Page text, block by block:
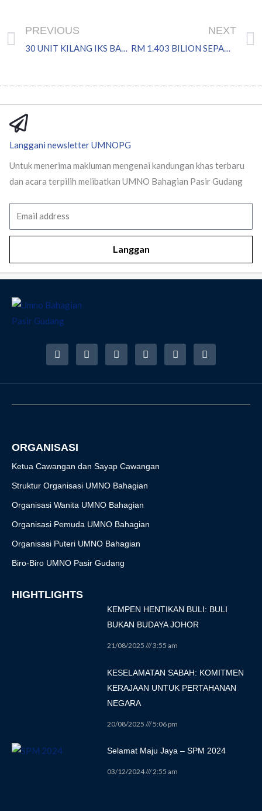
Prev
PREVIOUS
30 UNIT KILANG IKS BAKAL DIBINA DI KG PASIR GUDANG BARU
NEXT
RM 1.403 BILION SEPANJANG LAWATAN KE 22 PARLIMEN, GIMIK POLITIK?
Langgani newsletter UMNOPG
Untuk menerima makluman mengenai kandungan khas terbaru
dan acara terpilih melibatkan UMNO Bahagian Pasir Gudang
Langgan
F
a
c
b
o
I
n
s
a
r
T
w
i
t
r
Y
o
u
u
e
T
i
k
o
R
s
s
ORGANISASI
Ketua Cawangan dan Sayap Cawangan
Struktur Organisasi UMNO Bahagian
Organisasi Wanita UMNO Bahagian
Organisasi Pemuda UMNO Bahagian
Organisasi Puteri UMNO Bahagian
Biro-Biro UMNO Pasir Gudang
HIGHTLIGHTS
KEMPEN HENTIKAN BULI: BULI
BUKAN BUDAYA JOHOR
21/08/2025 3:55 am
KESELAMATAN SABAH: KOMITMEN
KERAJAAN UNTUK PERTAHANAN
NEGARA
20/08/2025 5:06 pm
Selamat Maju Jaya – SPM 2024
03/12/2024 2:55 am